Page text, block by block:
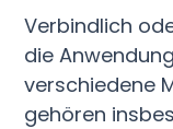
Verbindlich
die
verschiedene
gehören